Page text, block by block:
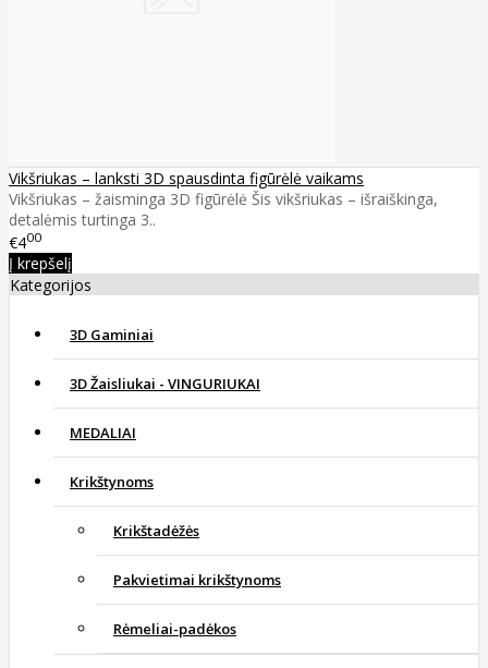
Vikšriukas – lanksti 3D spausdinta figūrėlė vaikams
Vikšriukas – žaisminga 3D figūrėlė Šis vikšriukas – išraiškinga,
detalėmis turtinga 3..
€400
Į krepšelį
Kategorijos
3D Gaminiai
3D Žaisliukai - VINGURIUKAI
MEDALIAI
Krikštynoms
Krikštadėžės
Pakvietimai krikštynoms
Rėmeliai-padėkos